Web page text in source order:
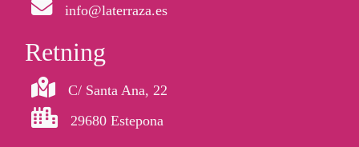
info@laterraza.es
Retning
C/ Santa Ana, 22
29680 Estepona